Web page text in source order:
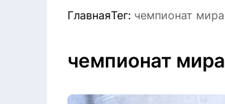
ГлавнаяТег: чемпионат мира
чемпионат мира